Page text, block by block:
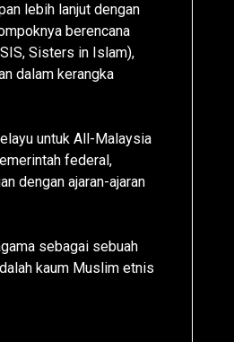
lebih lanjut dengan
berencana
Sisters in Islam),
dalam kerangka
untuk All-Malaysia
federal,
dengan ajaran-ajaran
sebagai sebuah
kaum Muslim etnis